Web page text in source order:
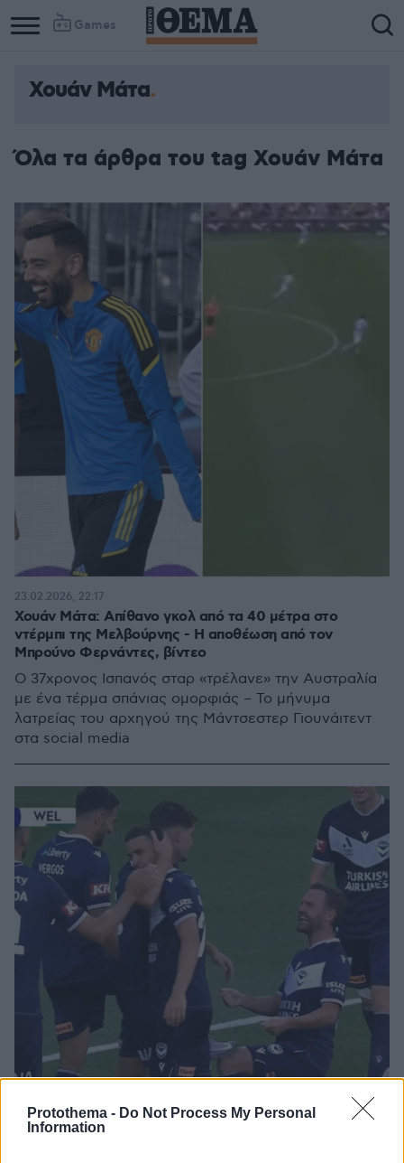
Protothema - Do Not Process My Personal
Information
Games
Χουάν Μάτα
Όλα τα άρθρα του tag Χουάν Μάτα
Χουάν Μάτα: Απίθανο γκολ από τα 40 μέτρα στο
ντέρμπι της Μελβούρνης - Η αποθέωση από τον
Μπρούνο Φερνάντες, βίντεο
Ο 37χρονος Ισπανός σταρ «τρέλανε» την Αυστραλία
με ένα τέρμα σπάνιας ομορφιάς – Το μήνυμα
λατρείας του αρχηγού της Μάντσεστερ Γιουνάιτεντ
στα social media
23.02.2026, 22:17